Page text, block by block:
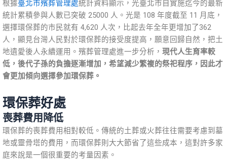
根據臺北市殯葬管理處統計資料顯示，光臺北市自實施迄今的最新
統計累積參與人數已突破 25000 人。光是 108 年度截至 11 月底，
選擇環保葬的市民就有 4,620 人次，比起去年全年更增加了362
人，顯見台灣人民對於環保葬的接受度提高，願意回歸自然，把土
地遺愛後人永續運用。殯葬管理處進一步分析， 現代人生育率較
低，後代子孫的負擔逐漸增加，希望減少繁複的祭祀程序，因此才
會更加傾向選擇參加環保葬。
環保葬好處
喪葬費用降低
環保葬的喪葬費用相對較低。傳統的土葬或火葬往往需要考慮到墓
地或靈骨塔的費用，而環保葬則大大節省了這些成本，這對許多家
庭來說是一個很重要的考量因素。